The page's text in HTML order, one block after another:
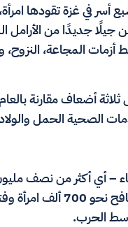
جيلًا جديدًا من
المجاعة، النزوح،
ثلاثة أضعاف مقارنة
الصحية الحمل
– أي أكثر من نصف
الرعاية الصحية الإنجابية.
الحرب.